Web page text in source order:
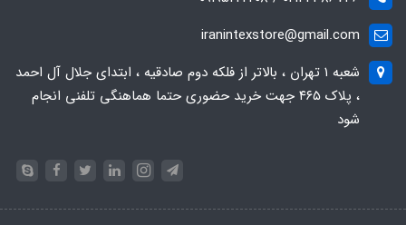
iranintexstore@gmail.com
شعبه ۱ تهران ، بالاتر از فلکه دوم صادقیه ، ابتدای جلال آل احمد
، پلاک ۴۶۵ جهت خرید حضوری حتما هماهنگی تلفنی انجام
شود